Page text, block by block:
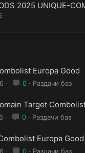
2025 UNIQUE-
Europa Good
0 Раздачи баз
Target
0 Раздачи баз
Europa Good
0 Раздачи баз